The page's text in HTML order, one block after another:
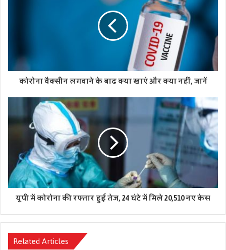
कोरोना वैक्सीन लगवाने के बाद क्या खाएं और क्या नहीं, जानें
यूपी में कोरोना की रफ्तार हुई तेज, 24 घंटे में मिले 20,510 नए केस
Related Articles